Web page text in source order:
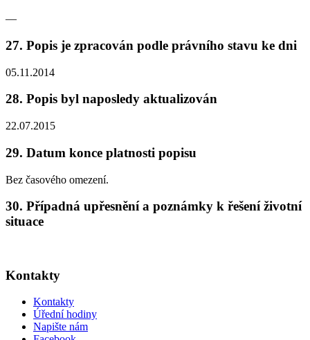
—
27. Popis je zpracován podle právního stavu ke dni
05.11.2014
28. Popis byl naposledy aktualizován
22.07.2015
29. Datum konce platnosti popisu
Bez časového omezení.
30. Případná upřesnění a poznámky k řešení životní
situace
Kontakty
Kontakty
Úřední hodiny
Napište nám